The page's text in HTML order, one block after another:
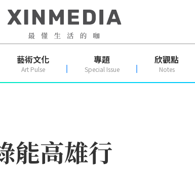
藝術文化
Art Pulse
專題
Special Issue
欣觀點
Notes
能高雄行